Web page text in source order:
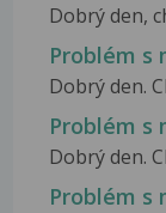
Dobrý den,
Problém s
Dobrý den.
Problém s
Dobrý den.
Problém s